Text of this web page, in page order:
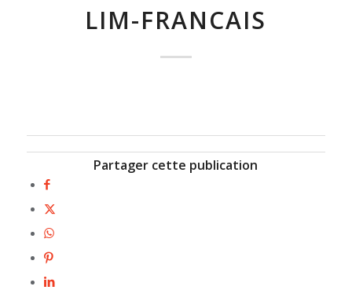
LIM-FRANCAIS
Partager cette publication